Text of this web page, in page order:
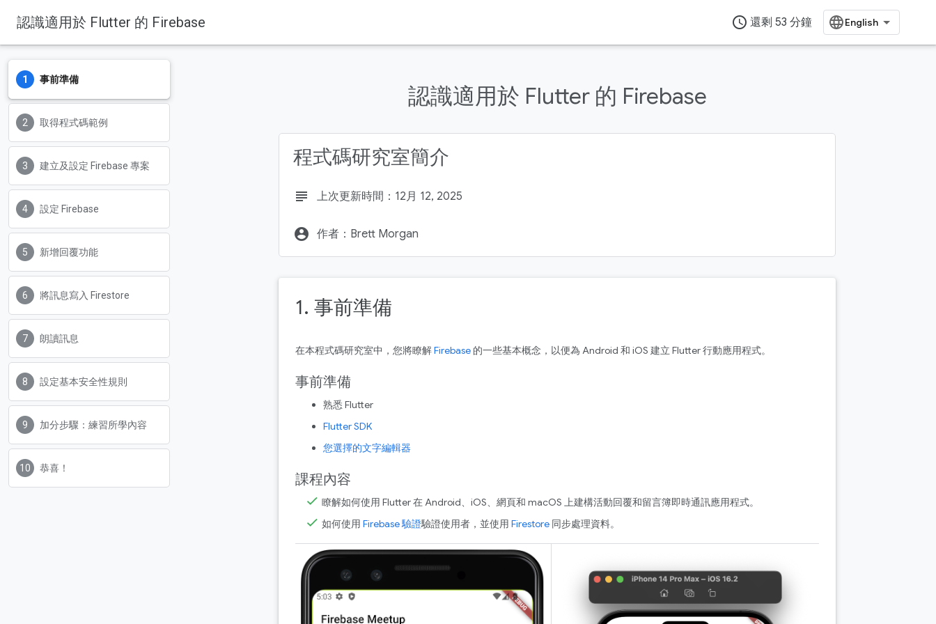
Firebase
認識適用於 Flutter 的 Firebase access_time 還剩 53 分鐘
事前準備
取得程式碼範例
建立及設定 Firebase 專案
設定 Firebase
新增回覆功能
將訊息寫入 Firestore
朗讀訊息
設定基本安全性規則
加分步驟：練習所學內容
恭喜！
認識適用於 Flutter 的 Firebase
程式碼研究室簡介
subject 上次更新時間：12月 12, 2025
account_circle 作者：Brett Morgan
1. 事前準備
在本程式碼研究室中，您將瞭解Firebase 的一些基本概念，以便為 Android 和 iOS 建立 Flutter 行動應用程式。
事前準備
熟悉 Flutter
Flutter SDK
您選擇的文字編輯器
課程內容
瞭解如何使用 Flutter 在 Android、iOS、網頁和 macOS 上建構活動回覆和留言簿即時通訊應用程式。
如何使用 Firebase 驗證驗證使用者，並使用 Firestore 同步處理資料。